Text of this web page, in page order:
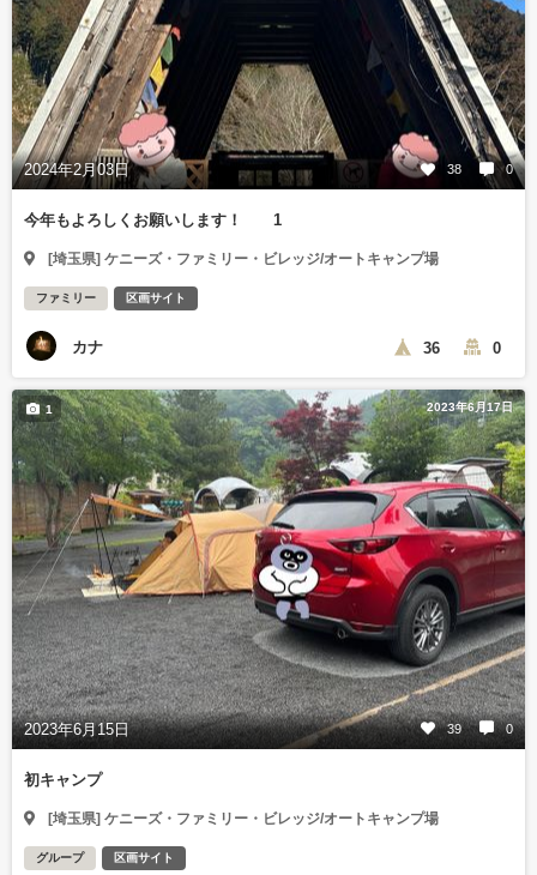
2024年2月03日 38 0
今年もよろしくお願いします！ 1
[埼玉県] ケニーズ・ファミリー・ビレッジ/オートキャンプ場
ファミリー 区画サイト
カナ 36 0
2023年6月17日
2023年6月15日 39 0
1
初キャンプ
[埼玉県] ケニーズ・ファミリー・ビレッジ/オートキャンプ場
グループ 区画サイト